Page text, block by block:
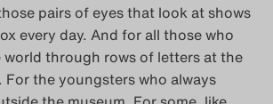
pairs of eyes that look at shows
every day. And for all those who
world through rows of letters at the
For the youngsters who always